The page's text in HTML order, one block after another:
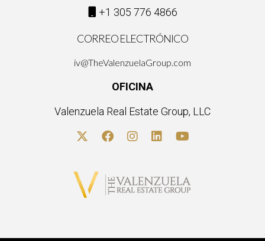
+1 305 776 4866
CORREO ELECTRÓNICO
iv@TheValenzuelaGroup.com
OFICINA
Valenzuela Real Estate Group, LLC